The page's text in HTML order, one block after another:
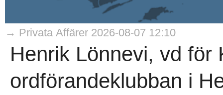
→ Privata Affärer 2026-08-07 12:10
Henrik Lönnevi, vd för
ordförandeklubban i